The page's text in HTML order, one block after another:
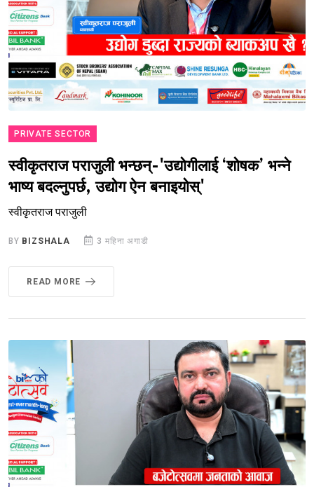
PRIVATE SECTOR
स्वीकृतराज पराजुली भन्छन्-'उद्योगीलाई ‘शोषक’ भन्ने
भाष्य बदल्नुपर्छ, उद्योग ऐन बनाइयोस्'
स्वीकृतराज पराजुली
BY BIZSHALA 3 महिना अगाडी
READ MORE